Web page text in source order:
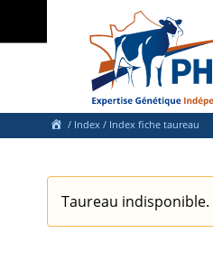
/ Index / Index fiche taureau
Taureau indisponible.